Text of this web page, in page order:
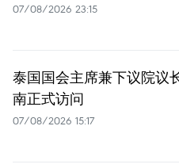
07/08/2026 23:15
泰国国会主席兼下议院议
南正式访问
07/08/2026 15:17